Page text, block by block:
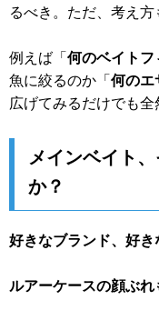
るべき。ただ、考え
例えば「 何のベイトフ
魚に絞るのか「 何のエ
広げてみるだけでも全
メインベイト
か？
好きなブランド、好き
ルアーケースの顔ぶれ